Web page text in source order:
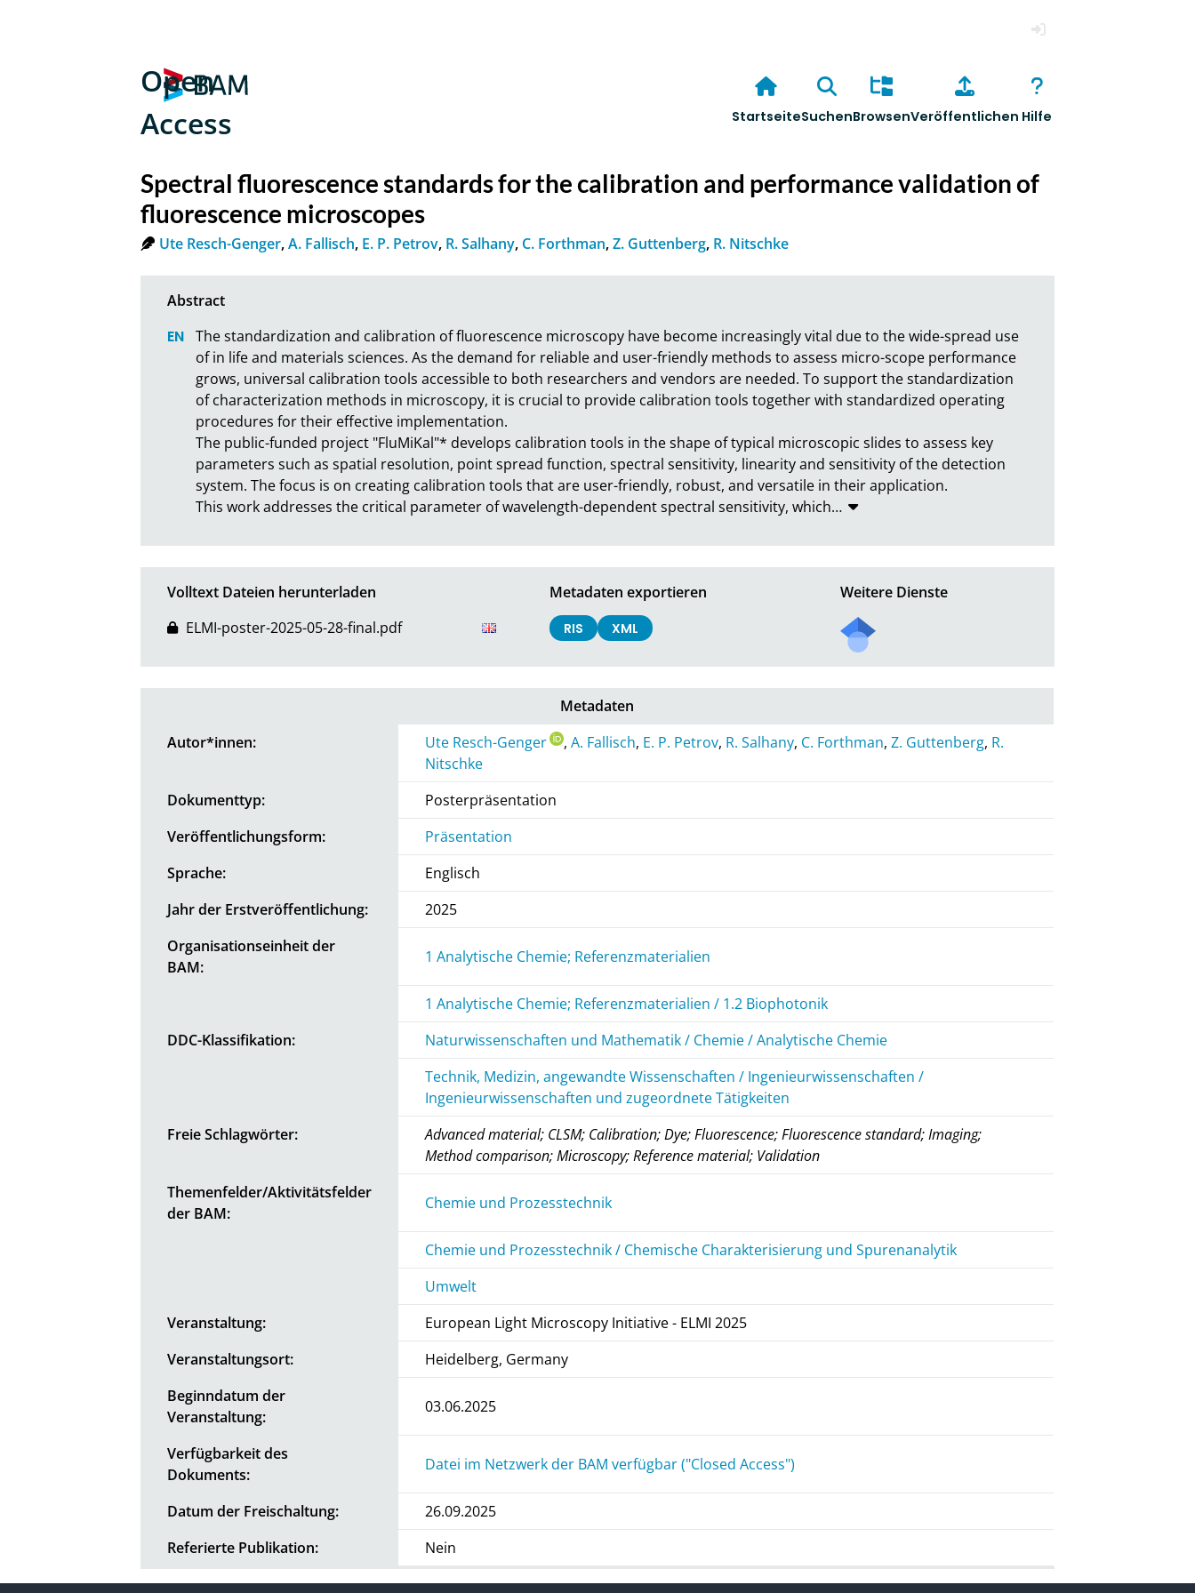
Open
Access
StartseiteSuchenBrowsenVeröffentlichen Hilfe
Spectral fluorescence standards for the calibration and performance validation of
fluorescence microscopes
Ute Resch-Genger,A. Fallisch, E. P. Petrov, R. Salhany, C. Forthman,Z. Guttenberg, R. Nitschke
The standardization and calibration of fluorescence microscopy have become increasingly vital due to the wide-spread use
of in life and materials sciences. As the demand for reliable and user-friendly methods to assess micro-scope performance
grows, universal calibration tools accessible to both researchers and vendors are needed. To support the standardization
of characterization methods in microscopy, it is crucial to provide calibration tools together with standardized operating
procedures for their effective implementation.
The public-funded project "FluMiKal"* develops calibration tools in the shape of typical microscopic slides to assess key
parameters such as spatial resolution, point spread function, spectral sensitivity, linearity and sensitivity of the detection
system. The focus is on creating calibration tools that are user-friendly, robust, and versatile in their application.
This work addresses the critical parameter of wavelength-dependent spectral sensitivity, which…
Volltext Dateien herunterladen
ELMI-poster-2025-05-28-final.pdf
Metadaten exportieren
RIS XML
Weitere Dienste
Metadaten
Autor*innen:
Ute Resch-Genger ,A. Fallisch, E. P. Petrov, R. Salhany, C. Forthman,Z. Guttenberg, R.
Nitschke
Dokumenttyp:
Posterpräsentation
Veröffentlichungsform:
Präsentation
Sprache:
Englisch
Jahr der Erstveröffentlichung:
2025
Organisationseinheit der
BAM:
1 Analytische Chemie; Referenzmaterialien
1 Analytische Chemie; Referenzmaterialien / 1.2 Biophotonik
DDC-Klassifikation:
Naturwissenschaften und Mathematik / Chemie / Analytische Chemie
Technik, Medizin, angewandte Wissenschaften / Ingenieurwissenschaften /
Ingenieurwissenschaften und zugeordnete Tätigkeiten
Freie Schlagwörter:
Advanced material; CLSM; Calibration; Dye; Fluorescence; Fluorescence standard; Imaging;
Method comparison; Microscopy; Reference material; Validation
Themenfelder/Aktivitätsfelder
der BAM:
Chemie und Prozesstechnik
Chemie und Prozesstechnik / Chemische Charakterisierung und Spurenanalytik
Umwelt
Veranstaltung:
European Light Microscopy Initiative - ELMI 2025
Veranstaltungsort:
Heidelberg, Germany
Beginndatum der
Veranstaltung:
03.06.2025
Verfügbarkeit des
Dokuments:
Datei im Netzwerk der BAM verfügbar ("Closed Access")
Datum der Freischaltung:
26.09.2025
Referierte Publikation:
Nein